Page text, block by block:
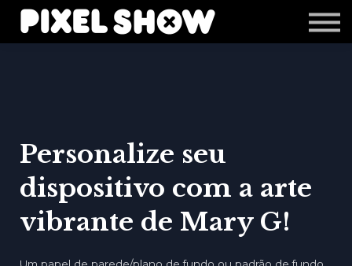
Shop
Revista Zupi
Personalize seu
dispositivo com a arte
vibrante de Mary G!